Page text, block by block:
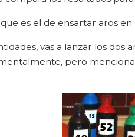
es el de ensartar aros en
vas a lanzar los dos
pero